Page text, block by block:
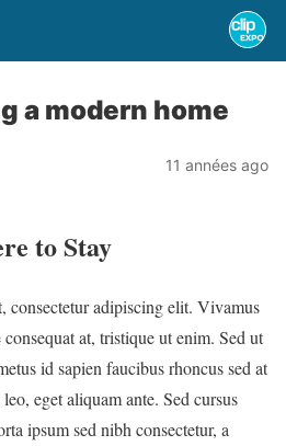
a modern home
11 années ago
to Stay
consectetur adipiscing elit. Vivamus
at, tristique ut enim. Sed ut
id sapien faucibus rhoncus sed at
eget aliquam ante. Sed cursus
ipsum sed nibh consectetur, a